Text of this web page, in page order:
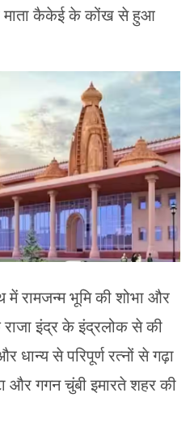
माता कैकेई के कोंख से हुआ
में रामजन्म भूमि की शोभा और
इंद्र के इंद्रलोक से की
से परिपूर्ण रत्नों से गढ़ा
और गगन चुंबी इमारते शहर की